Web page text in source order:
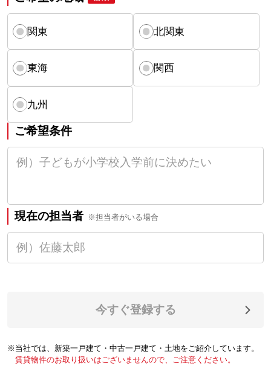
関東 北関東
東海 関西
九州
ご希望条件
現在の担当者 ※担当者がいる場合
今すぐ登録する
※当社では、新築一戸建て・中古一戸建て・土地をご紹介しています。
賃貸物件のお取り扱いはございませんので、ご注意ください。